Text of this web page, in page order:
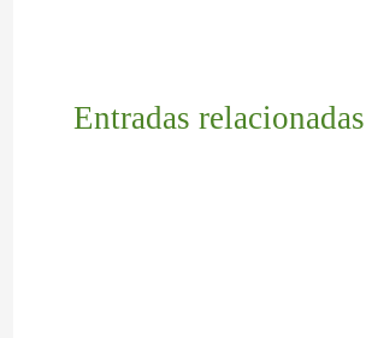
Entradas relacionadas